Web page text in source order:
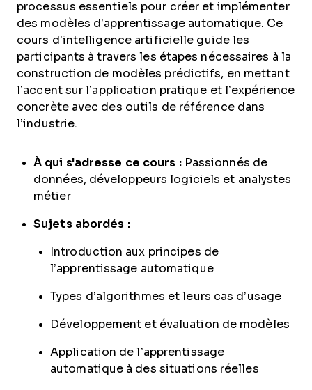
processus essentiels pour créer et implémenter
des modèles d’apprentissage automatique. Ce
cours d’intelligence artificielle guide les
participants à travers les étapes nécessaires à la
construction de modèles prédictifs, en mettant
l’accent sur l’application pratique et l’expérience
concrète avec des outils de référence dans
l’industrie.
À qui s'adresse ce cours :Passionnés de
données, développeurs logiciels et analystes
métier
Sujets abordés :
Introduction aux principes de
l’apprentissage automatique
Types d’algorithmes et leurs cas d’usage
Développement et évaluation de modèles
Application de l’apprentissage
automatique à des situations réelles